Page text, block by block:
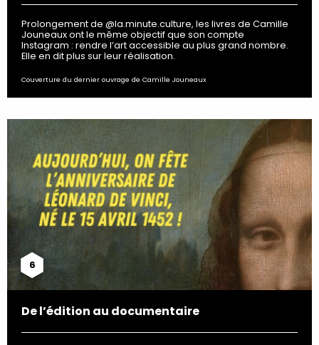
Prolongement de @la.minute.culture, les livres de Camille
Jouneaux ont le même objectif que son compte
Instagram : rendre l’art accessible au plus grand nombre.
Elle en dit plus sur leur réalisation.
Couverture du dernier ouvrage de Camille Jouneaux
6
De l’édition au documentaire